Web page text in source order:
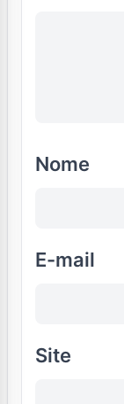
Nome
E-mail
Site